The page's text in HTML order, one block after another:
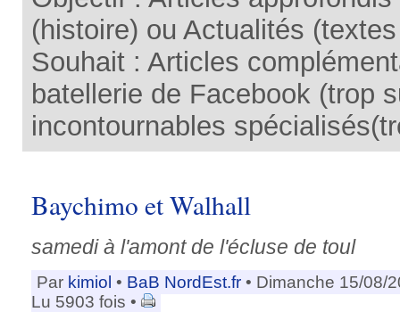
(histoire) ou Actualités
Souhait : Articles
batellerie de Facebook (trop
incontournables
Baychimo et Walhall
samedi à l'amont de l'écluse de toul
Par kimiol • BaB NordEst.fr • Dimanche 15/08/
Lu 5903 fois •